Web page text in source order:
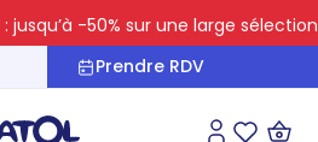
-50% sur une large sélection
Prendre RDV
Connexion